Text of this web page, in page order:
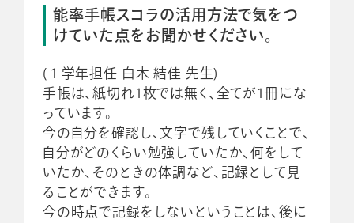
能率手帳スコラの活用方法で気をつ
けていた点をお聞かせください。
(１学年担任 白木 結佳 先生)
手帳は、紙切れ1枚では無く、全てが1冊にな
っています。
今の自分を確認し、文字で残していくことで、
自分がどのくらい勉強していたか、何をして
いたか、そのときの体調など、記録として見
ることができます。
今の時点で記録をしないということは、後に